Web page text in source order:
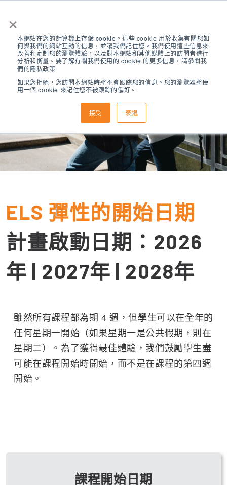
×
本網站在您的計算機上存儲 cookie。這些 cookie 用於收集有關您如
何與我們的網站互動的信息，並讓我們記住您。我們使用這些信息來
改善和定制您的瀏覽體驗，以及對本網站和其他媒體上的訪問者進行
分析和衡量。要了解有關我們使用的 cookie 的更多信息，請參閱我
們的隱私政策
如果您拒絕，您訪問本網站時將不會跟踪您的信息。您的瀏覽器將使
用一個 cookie 來記住您不被跟踪的偏好。
接受 衰退
開始日期
ELS 彈性的開始日期
計畫啟動日期：2026
年 | 2027年 | 2028年
雖然所有課程都為期 4 週，但學生可以在全年的
任何星期一開始（如果星期一是公共假期，則在
星期二）。為了獲得最佳體驗，我們鼓勵學生盡
可能在課程開始時開始，而不是在課程的第四週
開始。
課程開始日期